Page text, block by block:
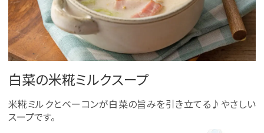
白菜の米糀ミルクスープ
米糀ミルクとベーコンが白菜の旨みを引き立てる♪やさしい
スープです。